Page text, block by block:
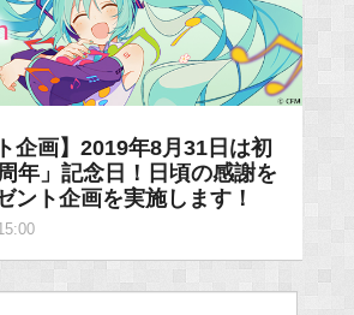
企画】2019年8月31日は初
年」記念日！日頃の感謝を
ント企画を実施します！